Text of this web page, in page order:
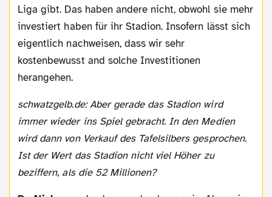
Liga gibt. Das haben andere nicht, obwohl sie mehr
investiert haben für ihr Stadion. Insofern lässt sich
eigentlich nachweisen, dass wir sehr
kostenbewusst and solche Investitionen
herangehen.
schwatzgelb.de: Aber gerade das Stadion wird
immer wieder ins Spiel gebracht. In den Medien
wird dann von Verkauf des Tafelsilbers gesprochen.
Ist der Wert das Stadion nicht viel Höher zu
beziffern, als die 52 Millionen?